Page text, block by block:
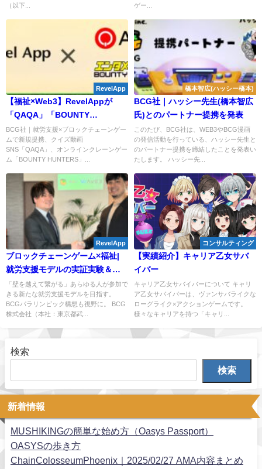
（以下...
ゲー...
RevelApp
【福祉×Web3】RevelAppが
「QAQA」「BOUNTY
HUNTERS」との業務提携を発
表！
BCG社｜就労支援×ブロックチェーンゲー
ムで新規提携、クイズ動画
SNS「QAQA」、オンラインクレーンゲー
ム「BOUNTY HUNTERS」...
橋本智広(ハッシー橋本)
BCG社｜ハッシー先生(橋本智広
氏)とのパートナー提携を発表
このたび、BCG社は、WEB3やBCG漫画
の発信活動を行っている、ハッシー先生と
のパートナー提携を締結したことを発表い
たします。 ハッシー先...
RevelApp
ブロックチェーンゲーム×福祉|
就労支援モデルの実証実験＆
WAVE3社との業務提携を発表
「壁を越えて繋がる」あらゆる人が参加で
きる新たな就労支援モデルを目指す。
BCGパラリンピック構想も視野に。 BCG
株式会社（本社：東京都武...
コンサルティング
【実績紹介】キャリア乙女サバ
イバー
キャリア乙女サバイバーについて キャリ
ア乙女サバイバーは、ヴァンサバライクな
ローグライク×アクションゲームです。
様々なキャリアを持つ「キャリ...
検索
検索
新着情報
MUSHIKINGの簡単な始め方（Oasys Passport）
OASYSの歩き方
ChainColosseumPhoenix｜2025/02/27 AMA内容まとめ